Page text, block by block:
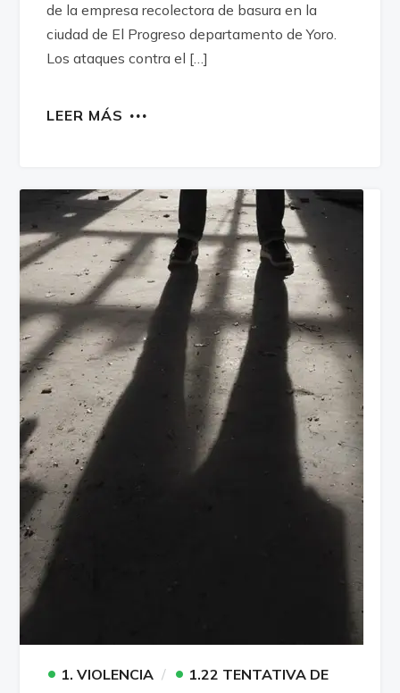
de la empresa recolectora de basura en la
ciudad de El Progreso departamento de Yoro.
Los ataques contra el […]
LEER MÁS
• 1. VIOLENCIA • 1.22 TENTATIVA DE